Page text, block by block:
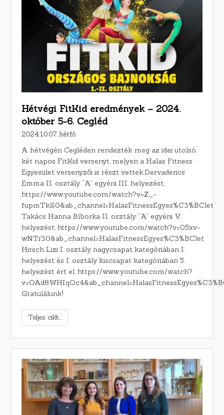
Hétvégi FitKid eredmények – 2024.
október 5-6. Cegléd
2024.10.07. hétfő
A hétvégén Cegléden rendezték meg az idei utolsó
két napos FitKid versenyt, melyen a Halas Fitness
Egyesület versenyzői is részt vettek.Dervaderics
Emma II. osztály “A” egyéni III. helyezést,
https://www.youtube.com/watch?v=Z_-
fupmTkS0&ab_channel=HalasFitnessEgyes%C3%BClet
Takács Hanna Bíborka II. osztály “A” egyéni V.
helyezést, https://www.youtube.com/watch?v=05xv-
wNTr30&ab_channel=HalasFitnessEgyes%C3%BClet
Hirsch Lizi I. osztály nagycsapat kategóriában I.
helyezést és I. osztály kiscsapat kategóriában 5.
helyezést ért el. https://www.youtube.com/watch?
Gratulálunk!
Teljes cikk...